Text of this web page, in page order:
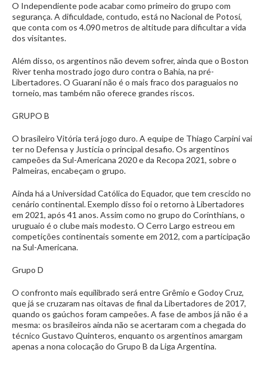
O Independiente pode acabar como primeiro do grupo com
segurança. A dificuldade, contudo, está no Nacional de Potosí,
que conta com os 4.090 metros de altitude para dificultar a vida
dos visitantes.
Além disso, os argentinos não devem sofrer, ainda que o Boston
River tenha mostrado jogo duro contra o Bahia, na pré-
Libertadores. O Guaraní não é o mais fraco dos paraguaios no
torneio, mas também não oferece grandes riscos.
GRUPO B
O brasileiro Vitória terá jogo duro. A equipe de Thiago Carpini vai
ter no Defensa y Justicia o principal desafio. Os argentinos
campeões da Sul-Americana 2020 e da Recopa 2021, sobre o
Palmeiras, encabeçam o grupo.
Ainda há a Universidad Católica do Equador, que tem crescido no
cenário continental. Exemplo disso foi o retorno à Libertadores
em 2021, após 41 anos. Assim como no grupo do Corinthians, o
uruguaio é o clube mais modesto. O Cerro Largo estreou em
competições continentais somente em 2012, com a participação
na Sul-Americana.
Grupo D
O confronto mais equilibrado será entre Grêmio e Godoy Cruz,
que já se cruzaram nas oitavas de final da Libertadores de 2017,
quando os gaúchos foram campeões. A fase de ambos já não é a
mesma: os brasileiros ainda não se acertaram com a chegada do
técnico Gustavo Quinteros, enquanto os argentinos amargam
apenas a nona colocação do Grupo B da Liga Argentina.